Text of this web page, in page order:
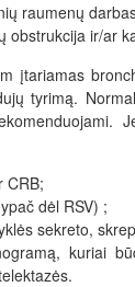
raumenų
obstrukcija ir/ar
įtariamas
tyrimą.
CRB;
dėl RSV) ;
sekreto,
kuriai